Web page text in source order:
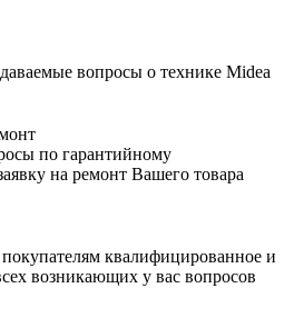
вопросы о технике Midea
по гарантийному
на ремонт Вашего товара
квалифицированное и
возникающих у вас вопросов